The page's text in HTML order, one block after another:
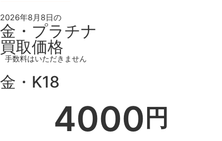
2026年8月8日の
金・プラチナ
買取価格
手数料はいただきません
金・K18
4000 円